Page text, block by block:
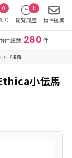
件総数 280 件
り
0
閲覧履歴
1
物件提案
7、８各 階
小伝馬